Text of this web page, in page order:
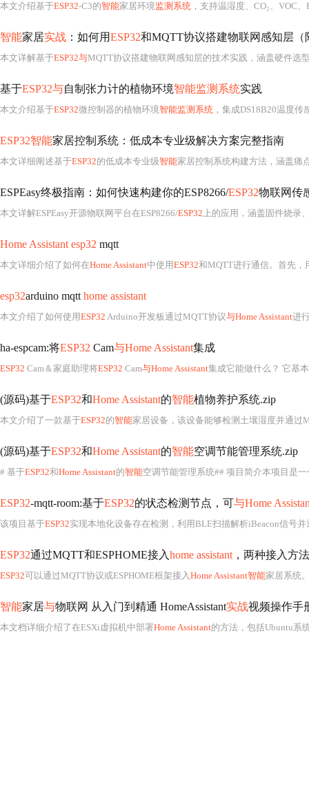
本文介绍基于ESP32-C3的智能家居环境监测系统 ，支持温湿度、CO₂、VOC、PM2.5等多参数实时采集；采用三
智能家居实战 ：如何用ESP32和MQTT协议搭建物联网感知层（
本文详解基于ESP32与MQTT协议搭建物联网感知层的技术实践，涵盖硬件选
基于ESP32与自制张力计的植物环境智能监测系统实践
本文介绍基于ESP32微控制器的植物环境智能监测系统 ，集成DS18B20温度传
ESP32智能家居控制系统：低成本专业级解决方案完整指南
本文详细阐述基于ESP32的低成本专业级智能家居控制系统构建方法，涵盖痛
ESPEasy终极指南：如何快速构建你的ESP8266/ESP32物联网传
本文详解ESPEasy开源物联网平台在ESP8266/ESP32 上的应用，涵盖固件烧录
Home Assistant esp32 mqtt
本文详细介绍了如何在Home Assistant中使用ESP32和MQTT进行通信。首先，
esp32arduino mqtt home assistant
本文介绍了如何使用ESP32 Arduino开发板通过MQTT协议与Home Assistant进行集成。
ha-espcam:将ESP32 Cam与Home Assistant集成
ESP32 Cam＆家庭助理将ESP32 Cam与Home Assistant集成它能做什么？ 它基本
(源码)基于ESP32和Home Assistant的智能植物养护系统.zip
本文介绍了一款基于ESP32的智能家居设备，该设备能够检测土壤湿度并通过
(源码)基于ESP32和Home Assistant的智能空调节能管理系统.zip
# 基于ESP32和Home Assistant的智能空调节能管理系统## 项目简介本项目是
ESP32-mqtt-room:基于ESP32的状态检测节点，可与Home
该项目基于ESP32实现本地化设备存在检测，利用BLE扫描解析iBeacon信号
ESP32通过MQTT和ESPHOME接入home assistant ，两种接入方法
ESP32可以通过MQTT协议或ESPHOME框架接入Home Assistant智能家居系统。MQTT是一种轻量
智能家居与物联网 从入门到精通 HomeAssistant实战视频操作手
本文档详细介绍了在ESXi虚拟机中部署Home Assistant的方法，包括Ubuntu系